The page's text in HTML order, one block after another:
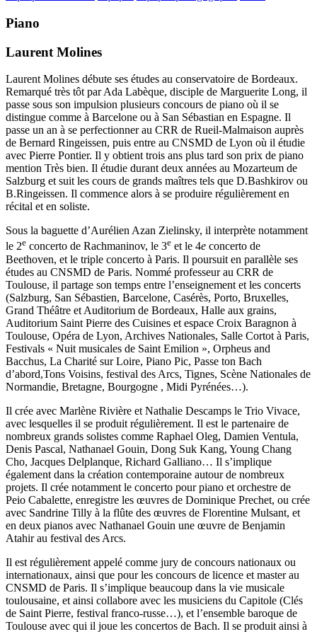
Piano
Laurent Molines
Laurent Molines débute ses études au conservatoire de Bordeaux.
Remarqué très tôt par Ada Labèque, disciple de Marguerite Long, il
passe sous son impulsion plusieurs concours de piano où il se
distingue comme à Barcelone ou à San Sébastian en Espagne. Il
passe un an à se perfectionner au CRR de Rueil-Malmaison auprès
de Bernard Ringeissen, puis entre au CNSMD de Lyon où il étudie
avec Pierre Pontier. Il y obtient trois ans plus tard son prix de piano
mention Très bien. Il étudie durant deux années au Mozarteum de
Salzburg et suit les cours de grands maîtres tels que D.Bashkirov ou
B.Ringeissen. Il commence alors à se produire régulièrement en
récital et en soliste.
Sous la baguette d’Aurélien Azan Zielinsky, il interprète notamment
le 2e concerto de Rachmaninov, le 3e et le 4e concerto de
Beethoven, et le triple concerto à Paris. Il poursuit en parallèle ses
études au CNSMD de Paris. Nommé professeur au CRR de
Toulouse, il partage son temps entre l’enseignement et les concerts
(Salzburg, San Sébastien, Barcelone, Casérès, Porto, Bruxelles,
Grand Théâtre et Auditorium de Bordeaux, Halle aux grains,
Auditorium Saint Pierre des Cuisines et espace Croix Baragnon à
Toulouse, Opéra de Lyon, Archives Nationales, Salle Cortot à Paris,
Festivals « Nuit musicales de Saint Emilion », Orpheus and
Bacchus, La Charité sur Loire, Piano Pic, Passe ton Bach
d’abord,Tons Voisins, festival des Arcs, Tignes, Scène Nationales de
Normandie, Bretagne, Bourgogne , Midi Pyrénées…).
Il crée avec Marlène Rivière et Nathalie Descamps le Trio Vivace,
avec lesquelles il se produit régulièrement. Il est le partenaire de
nombreux grands solistes comme Raphael Oleg, Damien Ventula,
Denis Pascal, Nathanael Gouin, Dong Suk Kang, Young Chang
Cho, Jacques Delplanque, Richard Galliano… Il s’implique
également dans la création contemporaine autour de nombreux
projets. Il crée notamment le concerto pour piano et orchestre de
Peio Cabalette, enregistre les œuvres de Dominique Prechet, ou crée
avec Sandrine Tilly à la flûte des œuvres de Florentine Mulsant, et
en deux pianos avec Nathanael Gouin une œuvre de Benjamin
Atahir au festival des Arcs.
Il est régulièrement appelé comme jury de concours nationaux ou
internationaux, ainsi que pour les concours de licence et master au
CNSMD de Paris. Il s’implique beaucoup dans la vie musicale
toulousaine, et ainsi collabore avec les musiciens du Capitole (Clés
de Saint Pierre, festival franco-russe…), et l’ensemble baroque de
Toulouse avec qui il joue les concertos de Bach. Il se produit ainsi à